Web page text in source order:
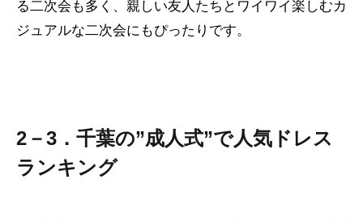
る二次会も多く、親しい友人たちとワイワイ楽しむカ
ジュアルな二次会にもぴったりです。
2－3．千葉の”成人式”で人気ドレス
ランキング